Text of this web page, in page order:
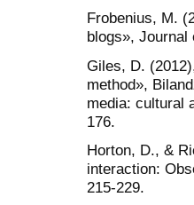
Frobenius, M.
blogs»,
Giles, D.
method»,
media: cultural
176.
Horton, D., &
interaction:
215-229.